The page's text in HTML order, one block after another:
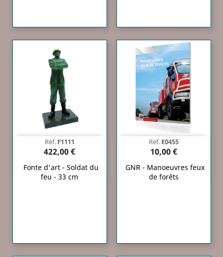
Réf. F1111
422,00 €
Fonte d'art - Soldat du
feu - 33 cm
Réf. E0455
10,00 €
GNR - Manoeuvres feux
de forêts